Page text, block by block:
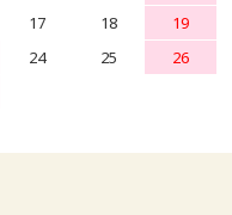
17 18
19
24 25
26